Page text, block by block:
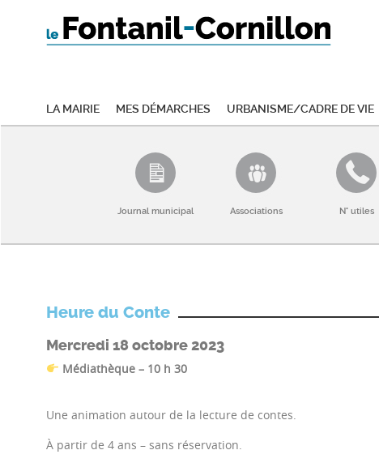
La mairie Mes démarches Urbanisme/Cadre de vie
Journal municipal Associations N° utiles
Heure du Conte
Mercredi 18 octobre 2023
Médiathèque – 10 h 30
Une animation autour de la lecture de contes.
À partir de 4 ans – sans réservation.